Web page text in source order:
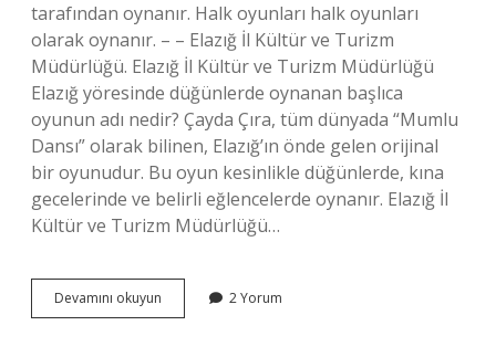
tarafından oynanır. Halk oyunları halk oyunları
olarak oynanır. – – Elazığ İl Kültür ve Turizm
Müdürlüğü. Elazığ İl Kültür ve Turizm Müdürlüğü
Elazığ yöresinde düğünlerde oynanan başlıca
oyunun adı nedir? Çayda Çıra, tüm dünyada “Mumlu
Dansı” olarak bilinen, Elazığ’ın önde gelen orijinal
bir oyunudur. Bu oyun kesinlikle düğünlerde, kına
gecelerinde ve belirli eğlencelerde oynanır. Elazığ İl
Kültür ve Turizm Müdürlüğü…
Devamını okuyun
Halk
2 Yorum